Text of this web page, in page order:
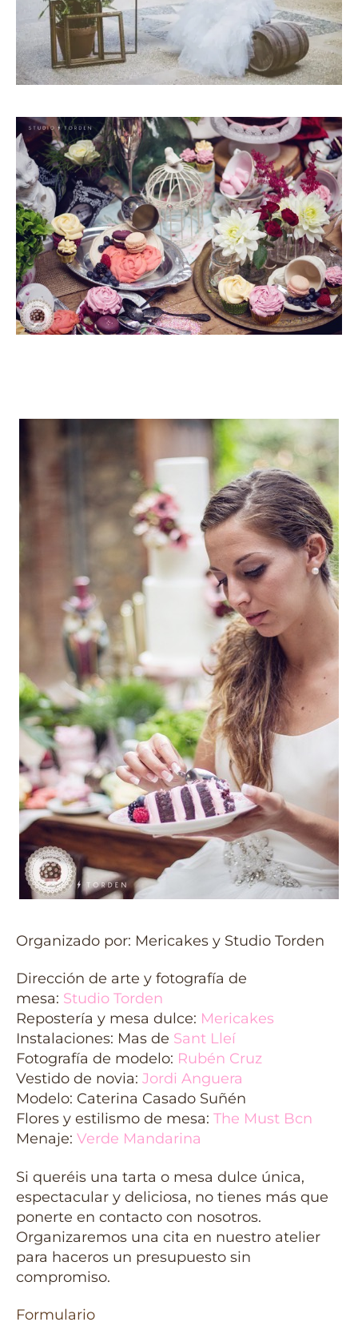
Organizado por: Mericakes y Studio Torden
Dirección de arte y fotografía de
mesa: Studio Torden
Repostería y mesa dulce: Mericakes
Instalaciones: Mas de Sant Lleí
Fotografía de modelo: Rubén Cruz
Vestido de novia: Jordi Anguera
Modelo: Caterina Casado Suñén
Flores y estilismo de mesa: The Must Bcn
Menaje: Verde Mandarina
Si queréis una tarta o mesa dulce única,
espectacular y deliciosa, no tienes más que
ponerte en contacto con nosotros.
Organizaremos una cita en nuestro atelier
para haceros un presupuesto sin
compromiso.
Formulario